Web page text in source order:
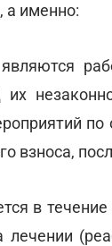
а именно:
по
взноса,
в